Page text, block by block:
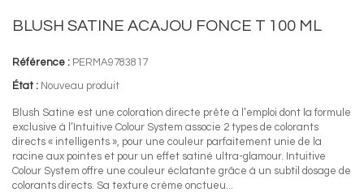
BLUSH SATINE ACAJOU FONCE T 100 ML
Référence : PERMA9783817
État : Nouveau produit
Blush Satine est une coloration directe prête à l’emploi dont la formule
exclusive à l’Intuitive Colour System associe 2 types de colorants
directs « intelligents », pour une couleur parfaitement unie de la
racine aux pointes et pour un effet satiné ultra-glamour. Intuitive
Colour System offre une couleur éclatante grâce à un subtil dosage de
colorants directs. Sa texture crème onctueu...